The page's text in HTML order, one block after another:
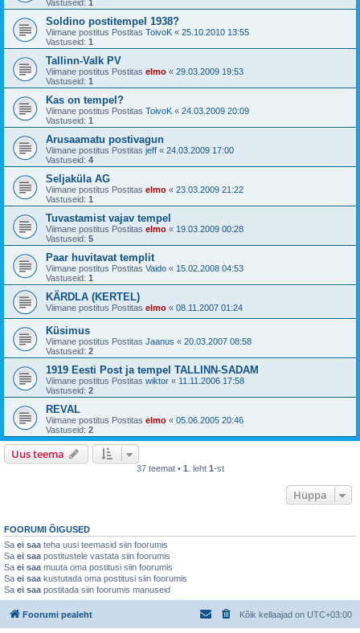
Vastuseid: 1
Soldino postitempel 1938?
Viimane postitus Postitas ToivoK « 25.10.2010 13:55
Vastuseid: 1
Tallinn-Valk PV
Viimane postitus Postitas elmo « 29.03.2009 19:53
Vastuseid: 1
Kas on tempel?
Viimane postitus Postitas ToivoK « 24.03.2009 20:09
Vastuseid: 1
Arusaamatu postivagun
Viimane postitus Postitas jeff « 24.03.2009 17:00
Vastuseid: 4
Seljaküla AG
Viimane postitus Postitas elmo « 23.03.2009 21:22
Vastuseid: 1
Tuvastamist vajav tempel
Viimane postitus Postitas elmo « 19.03.2009 00:28
Vastuseid: 5
Paar huvitavat templit
Viimane postitus Postitas Vaido « 15.02.2008 04:53
Vastuseid: 1
KÄRDLA (KERTEL)
Viimane postitus Postitas elmo « 08.11.2007 01:24
Küsimus
Viimane postitus Postitas Jaanus « 20.03.2007 08:58
Vastuseid: 2
1919 Eesti Post ja tempel TALLINN-SADAM
Viimane postitus Postitas wiktor « 11.11.2006 17:58
Vastuseid: 2
REVAL
Viimane postitus Postitas elmo « 05.06.2005 20:46
Vastuseid: 2
Uus teema
37 teemat • 1 . leht 1-st
Hüppa
FOORUMI ÕIGUSED
Sa ei saa teha uusi teemasid siin foorumis
Sa ei saa postitustele vastata siin foorumis
Sa ei saa muuta oma postitusi siin foorumis
Sa ei saa kustutada oma postitusi siin foorumis
Sa ei saa postitada siin foorumis manuseid
Foorumi pealeht Kõik kellaajad on UTC+03:00